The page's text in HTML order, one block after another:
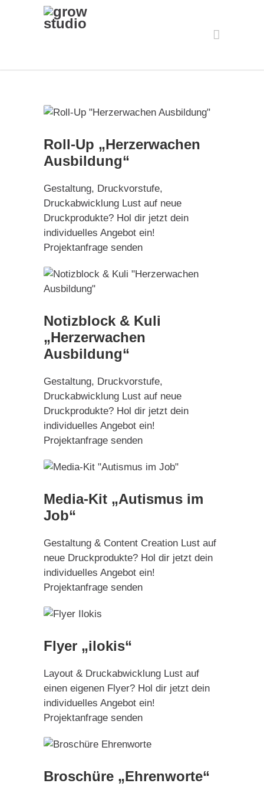
Roll-Up „Herzerwachen
Ausbildung“
Gestaltung, Druckvorstufe,
Druckabwicklung Lust auf neue
Druckprodukte? Hol dir jetzt dein
individuelles Angebot ein!
Projektanfrage senden
Notizblock & Kuli
„Herzerwachen
Ausbildung“
Gestaltung, Druckvorstufe,
Druckabwicklung Lust auf neue
Druckprodukte? Hol dir jetzt dein
individuelles Angebot ein!
Projektanfrage senden
Media-Kit „Autismus im
Job“
Gestaltung & Content Creation Lust auf
neue Druckprodukte? Hol dir jetzt dein
individuelles Angebot ein!
Projektanfrage senden
Flyer „ilokis“
Layout & Druckabwicklung Lust auf
einen eigenen Flyer? Hol dir jetzt dein
individuelles Angebot ein!
Projektanfrage senden
Broschüre „Ehrenworte“